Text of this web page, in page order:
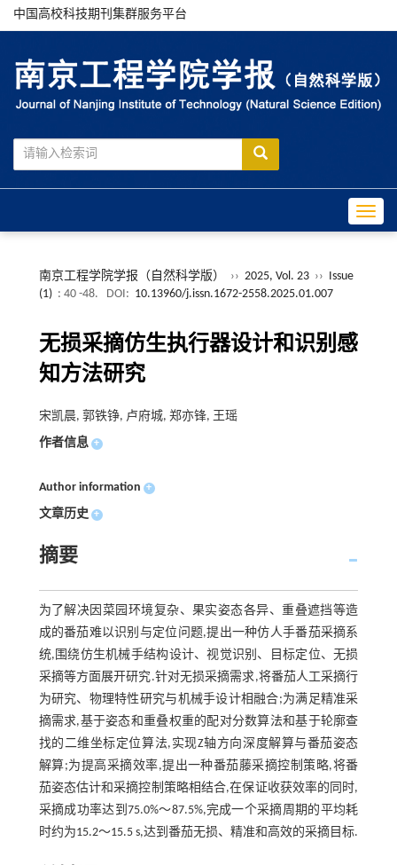
中国高校科技期刊集群服务平台
南京工程学院学报（自然科学版） ›› 2025, Vol. 23 ›› Issue
(1) : 40 -48. DOI: 10.13960/j.issn.1672-2558.2025.01.007
无损采摘仿生执行器设计和识别感
知方法研究
宋凯晨, 郭铁铮, 卢府城, 郑亦锋, 王瑶
作者信息 +
Author information +
文章历史 +
摘要
为了解决因菜园环境复杂、果实姿态各异、重叠遮挡等造
成的番茄难以识别与定位问题,提出一种仿人手番茄采摘系
统,围绕仿生机械手结构设计、视觉识别、目标定位、无损
采摘等方面展开研究.针对无损采摘需求,将番茄人工采摘行
为研究、物理特性研究与机械手设计相融合;为满足精准采
摘需求,基于姿态和重叠权重的配对分数算法和基于轮廓查
找的二维坐标定位算法,实现Z轴方向深度解算与番茄姿态
解算;为提高采摘效率,提出一种番茄藤采摘控制策略,将番
茄姿态估计和采摘控制策略相结合,在保证收获效率的同时,
采摘成功率达到75.0%～87.5%,完成一个采摘周期的平均耗
时约为15.2～15.5 s,达到番茄无损、精准和高效的采摘目标.